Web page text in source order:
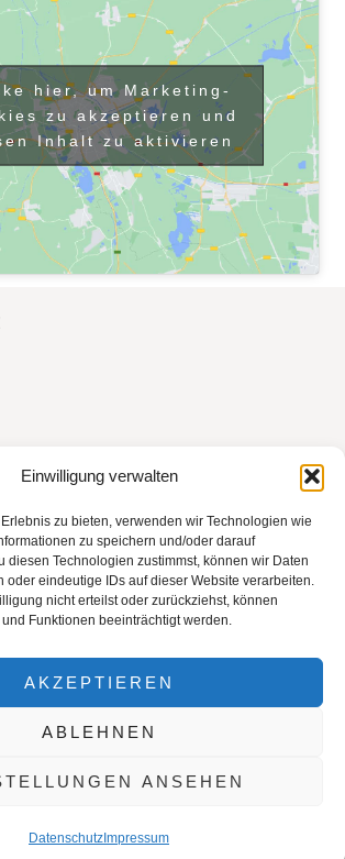
Einwilligung verwalten
zu bieten, verwenden wir Technologien wie
zu speichern und/oder darauf
diesen Technologien zustimmst, können wir Daten
oder eindeutige IDs auf dieser Website verarbeiten.
nicht erteilst oder zurückziehst, können
Funktionen beeinträchtigt werden.
AKZEPTIEREN
ABLEHNEN
ANSEHEN
Datenschutz Impressum
hier, um Marketing-
zu akzeptieren und
Inhalt zu aktivieren
Fotografin in Aidlingen Kreis
Tübingen, Stuttgart